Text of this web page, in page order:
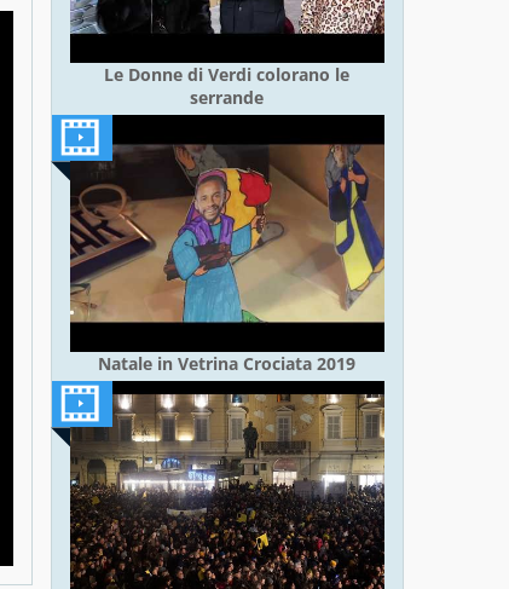
Le Donne di Verdi colorano le
serrande
Natale in Vetrina Crociata 2019